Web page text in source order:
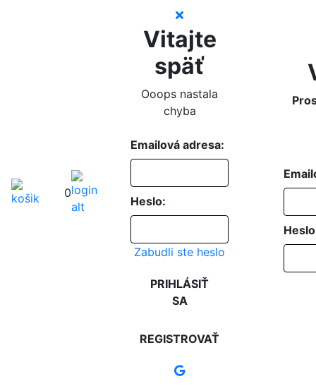
0
Vitajte
späť
Ooops nastala
chyba
Emailová adresa:
Heslo:
Zabudli ste heslo
PRIHLÁSIŤ
SA
REGISTROVAŤ